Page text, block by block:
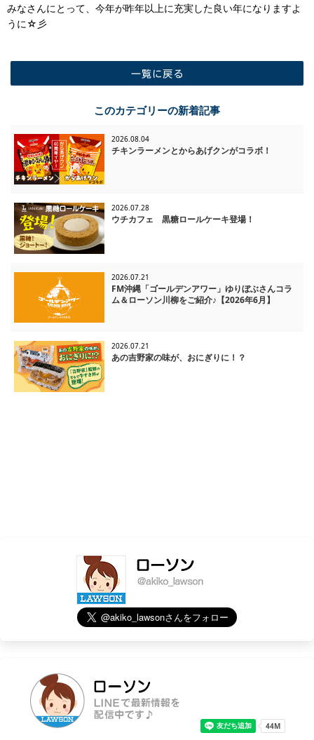
みなさんにとって、今年が昨年以上に充実した良い年になりますよ
うに☆彡
このカテゴリーの新着記事
2026.08.04
チキンラーメンとからあげクンがコラボ！
2026.07.28
ウチカフェ 黒糖ロールケーキ登場！
2026.07.21
FM沖縄「ゴールデンアワー」ゆりぼぶさんコラ
ム＆ローソン川柳をご紹介♪【2026年6月】
2026.07.21
あの吉野家の味が、おにぎりに！？